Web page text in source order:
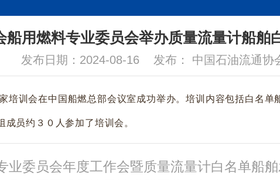
船用燃料专业委员会举办质量流量计船舶
发布日期：2024-08-16 发布： 中国石油流通协
培训会在中国船燃总部会议室成功举办。培训内容包括白名
员约３０人参加了培训会。
业委员会年度工作会暨质量流量计白名单船